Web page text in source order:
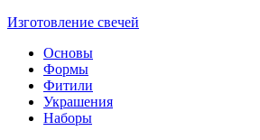
Изготовление свечей
Основы
Формы
Фитили
Украшения
Наборы